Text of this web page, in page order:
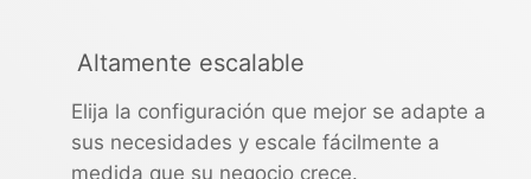
Altamente escalable
Elija la configuración que mejor se adapte a
sus necesidades y escale fácilmente a
medida que su negocio crece.